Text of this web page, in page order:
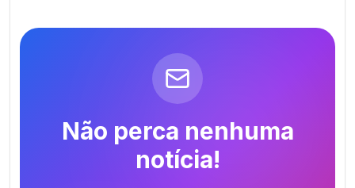
Não perca nenhuma
notícia!